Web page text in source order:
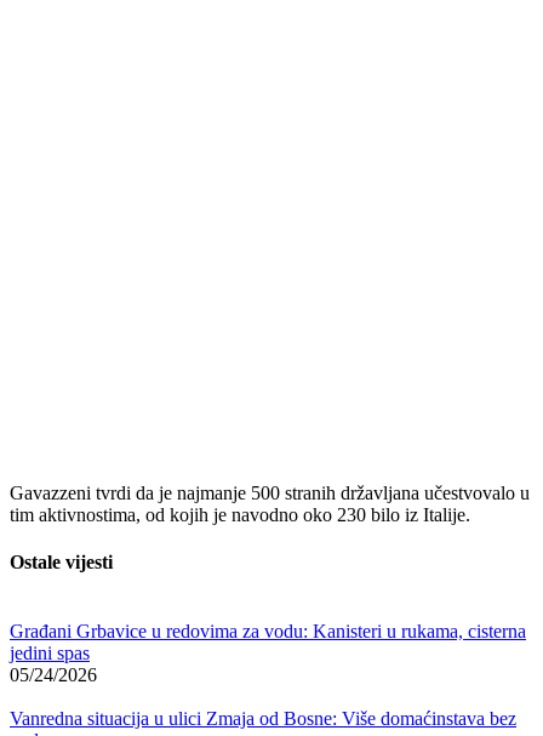
Gavazzeni tvrdi da je najmanje 500 stranih državljana učestvovalo u
tim aktivnostima, od kojih je navodno oko 230 bilo iz Italije.
Ostale vijesti
Građani Grbavice u redovima za vodu: Kanisteri u rukama, cisterna
jedini spas
05/24/2026
Vanredna situacija u ulici Zmaja od Bosne: Više domaćinstava bez